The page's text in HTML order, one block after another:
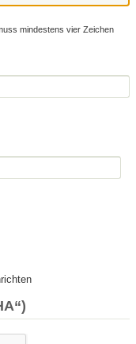
mindestens vier Zeichen